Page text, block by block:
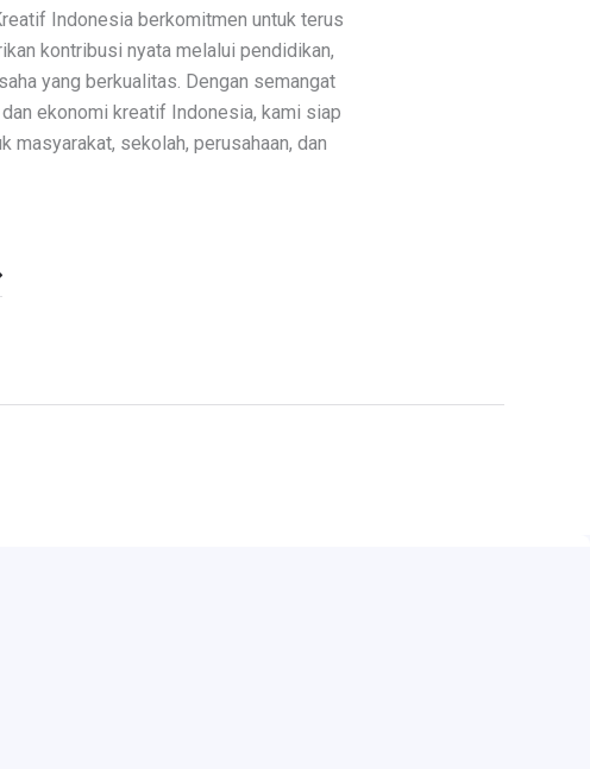
Indonesia berkomitmen untuk terus
kontribusi nyata melalui pendidikan,
yang berkualitas. Dengan semangat
ekonomi kreatif Indonesia, kami siap
masyarakat, sekolah, perusahaan, dan